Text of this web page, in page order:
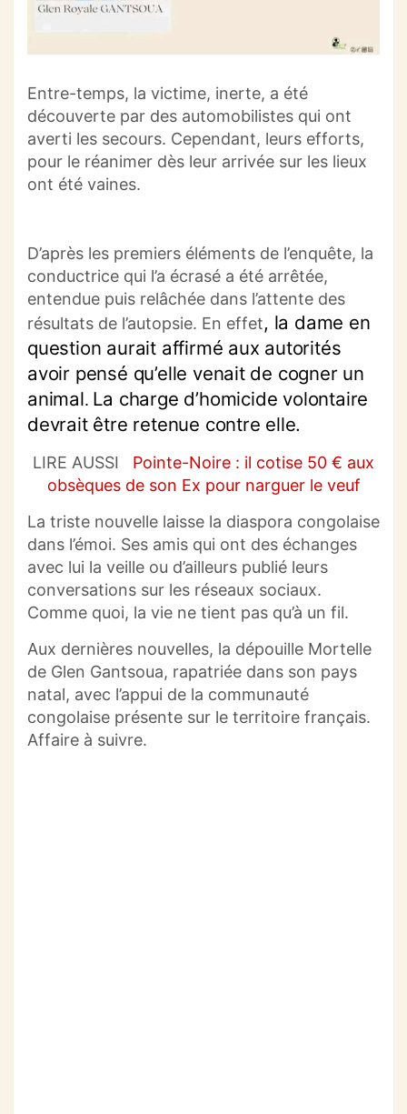
Entre-temps, la victime, inerte, a été
découverte par des automobilistes qui ont
averti les secours. Cependant, leurs efforts,
pour le réanimer dès leur arrivée sur les lieux
ont été vaines.
D’après les premiers éléments de l’enquête, la
conductrice qui l’a écrasé a été arrêtée,
entendue puis relâchée dans l’attente des
résultats de l’autopsie. En effet, la dame en
question aurait affirmé aux autorités
avoir pensé qu’elle venait de cogner un
animal. La charge d’homicide volontaire
devrait être retenue contre elle.
LIRE AUSSI
Pointe-Noire : il cotise 50 € aux
obsèques de son Ex pour narguer le veuf
La triste nouvelle laisse la diaspora congolaise
dans l’émoi. Ses amis qui ont des échanges
avec lui la veille ou d’ailleurs publié leurs
conversations sur les réseaux sociaux.
Comme quoi, la vie ne tient pas qu’à un fil.
Aux dernières nouvelles, la dépouille Mortelle
de Glen Gantsoua, rapatriée dans son pays
natal, avec l’appui de la communauté
congolaise présente sur le territoire français.
Affaire à suivre.